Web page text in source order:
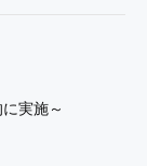
実施～